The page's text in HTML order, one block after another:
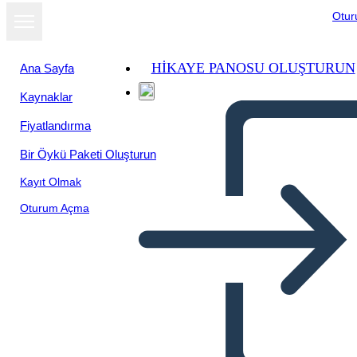
Ana Sayfa
Kaynaklar
Fiyatlandırma
Bir Öykü Paketi Oluşturun
Kayıt Olmak
Oturum Açma
HIKAYE PANOSU OLUŞTURUN